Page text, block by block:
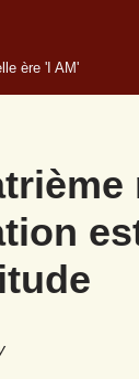
ère 'I AM'